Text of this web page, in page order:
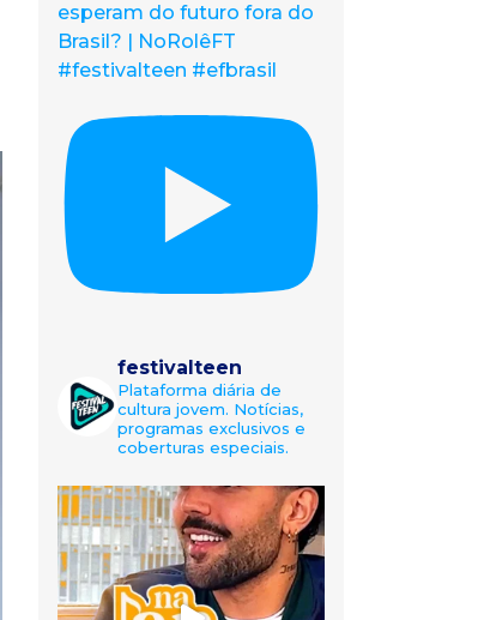
esperam do futuro fora do
Brasil? | NoRolêFT
#festivalteen #efbrasil
festivalteen
Plataforma diária de
cultura jovem. Notícias,
programas exclusivos e
coberturas especiais.